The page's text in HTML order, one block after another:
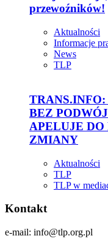
przewoźników!
Aktualności
Informacje
News
TLP
BEZ
APELUJE
ZMIANY
Aktualności
TLP
TLP w
Kontakt
e-mail: info@tlp.org.pl